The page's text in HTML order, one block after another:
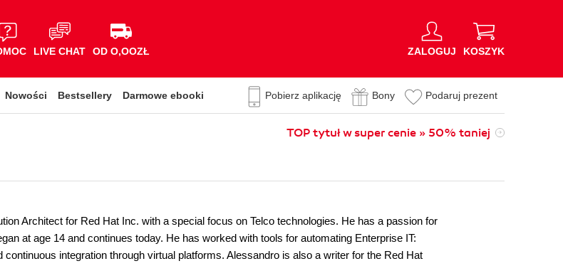
LIVE CHAT OD O,OOZŁ ZALOGUJ KOSZYK
Nowości Bestsellery Darmowe ebooki Pobierz aplikację Bony Podaruj prezent
TOP tytuł w super cenie » 50% taniej
Architect for Red Hat Inc. with a special focus on Telco technologies. He has a passion for
at age 14 and continues today. He has worked with tools for automating Enterprise IT:
continuous integration through virtual platforms. Alessandro is also a writer for the Red Hat